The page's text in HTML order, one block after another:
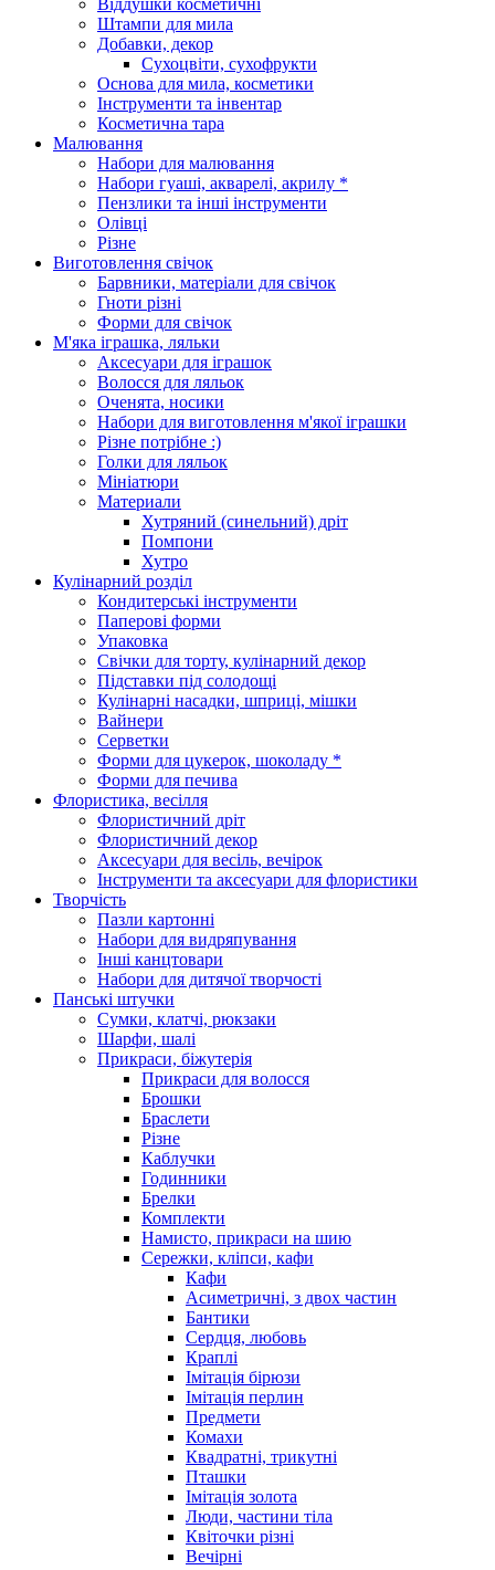
Штампи для мила
Добавки, декор
Сухоцвіти, сухофрукти
Основа для мила, косметики
Інструменти та інвентар
Косметична тара
Малювання
Набори для малювання
Набори гуаші, акварелі, акрилу *
Пензлики та інші інструменти
Олівці
Різне
Виготовлення свічок
Барвники, матеріали для свічок
Гноти різні
Форми для свічок
М'яка іграшка, ляльки
Аксесуари для іграшок
Волосся для ляльок
Оченята, носики
Набори для виготовлення м'якої іграшки
Різне потрібне :)
Голки для ляльок
Мініатюри
Материали
Хутряний (синельний) дріт
Помпони
Хутро
Кулінарний розділ
Кондитерські інструменти
Паперові форми
Упаковка
Свічки для торту, кулінарний декор
Підставки під солодощі
Кулінарні насадки, шприці, мішки
Вайнери
Серветки
Форми для цукерок, шоколаду *
Форми для печива
Флористика, весілля
Флористичний дріт
Флористичний декор
Аксесуари для весіль, вечірок
Інструменти та аксесуари для флористики
Творчість
Пазли картонні
Набори для видряпування
Інші канцтовари
Набори для дитячої творчості
Панські штучки
Сумки, клатчі, рюкзаки
Шарфи, шалі
Прикраси, біжутерія
Прикраси для волосся
Брошки
Браслети
Різне
Каблучки
Годинники
Брелки
Комплекти
Намисто, прикраси на шию
Сережки, кліпси, кафи
Кафи
Асиметричні, з двох частин
Бантики
Сердця, любовь
Краплі
Імітація бірюзи
Імітація перлин
Предмети
Комахи
Квадратні, трикутні
Пташки
Імітація золота
Люди, частини тіла
Квіточки різні
Вечірні